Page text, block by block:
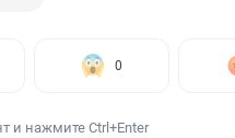
0
и нажмите Ctrl+Enter